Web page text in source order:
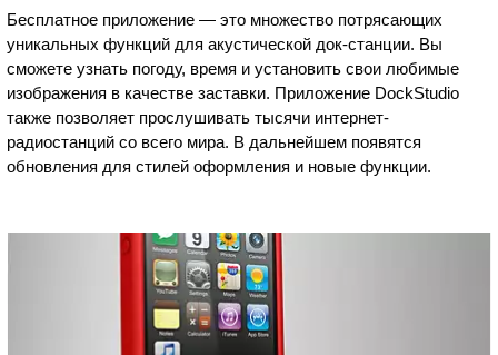
Бесплатное приложение — это множество потрясающих
уникальных функций для акустической док-станции. Вы
сможете узнать погоду, время и установить свои любимые
изображения в качестве заставки. Приложение DockStudio
также позволяет прослушивать тысячи интернет-
радиостанций со всего мира. В дальнейшем появятся
обновления для стилей оформления и новые функции.